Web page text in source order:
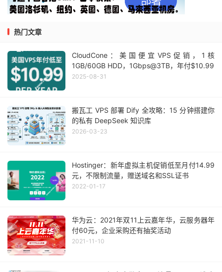
热门文章
CloudCone：美国便宜VPS促销，1核
1GB/60GB HDD，1Gbps@3TB，年付$10.99
2025-08-31
搬瓦工 VPS 部署 Dify 全攻略：15 分钟搭建你
的私有 DeepSeek 知识库
2026-03-23
Hostinger：新年虚拟主机促销低至月付14.99
元，不限制流量，赠送域名和SSL证书
2022-01-17
华为云：2021年双11上云嘉年华，云服务器年
付60元，企业采购还有抽奖活动
2021-11-10